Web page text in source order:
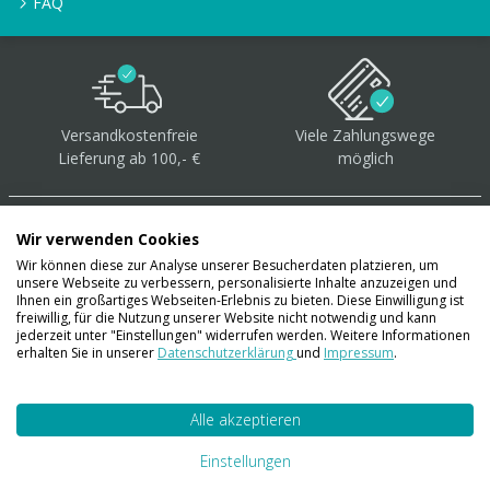
Versandkostenfreie
Lieferung ab 100,- €
Viele Zahlungswege
möglich
Über 40.000 Artikel auf
Lager
Wir verwenden Cookies
Wir können diese zur Analyse unserer Besucherdaten platzieren, um
unsere Webseite zu verbessern, personalisierte Inhalte anzuzeigen und
Ihnen ein großartiges Webseiten-Erlebnis zu bieten. Diese Einwilligung ist
freiwillig, für die Nutzung unserer Website nicht notwendig und kann
jederzeit unter "Einstellungen" widerrufen werden. Weitere Informationen
erhalten Sie in unserer Datenschutzerklärungund Impressum.
Alle akzeptieren
Einstellungen